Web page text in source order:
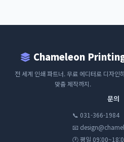
Chameleon
전 세계 인쇄 파트너. 무료 에디터로 디자인
맞춤 제작까지.
문의
📞 031-366-1984
📧
🕐 평일